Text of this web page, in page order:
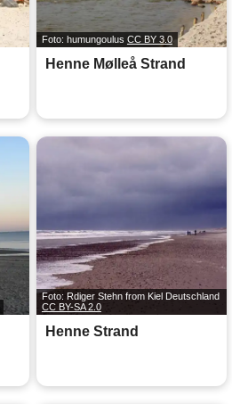
Foto: humungoulus CC BY 3.0
Henne Mølleå Strand
Foto: Rdiger Stehn from Kiel Deutschland
CC BY-SA 2.0
Henne Strand